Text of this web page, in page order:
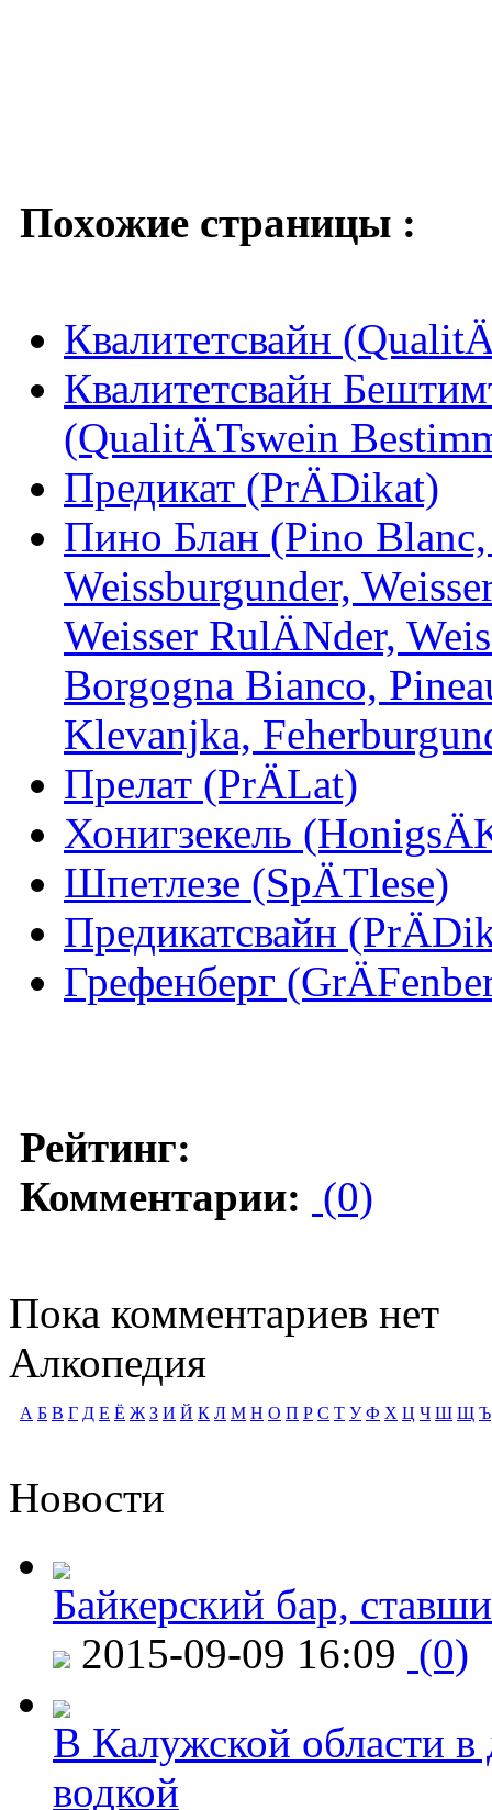
Похожие страницы :
Квалитетсвайн
Квалитетсвайн
(QualitÄTswein
Предикат (PrÄDikat)
Пино Блан (Pino
Weissburgunder,
Weisser RulÄNder,
Borgogna Bianco,
Klevanjka,
Прелат (PrÄLat)
Хонигзекель
Шпетлезе (SpÄTlese)
Предикатсвайн
Грефенберг
Рейтинг:
Комментарии: (0)
Пока комментариев нет
Алкопедия
А Б В Г Д Е Ё Ж З И Й К Л М Н О П Р С Т У Ф Х Ц Ч Ш Щ Ъ
Новости
Байкерский бар,
2015-09-09 16:09 (0)
В Калужской области в
водкой